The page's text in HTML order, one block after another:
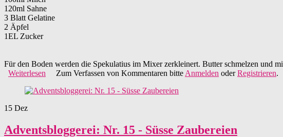
120ml Sahne
3 Blatt Gelatine
2 Äpfel
1EL Zucker
Für den Boden werden die Spekulatius im Mixer zerkleinert. Butter schmelzen und
Weiterlesen über Adventsbloggerei: Nr. 16 - Sandy's Kitchendreams
Zum Verfassen von Kommentaren bitte Anmelden oderRegistrieren.
15 Dez
Adventsbloggerei: Nr. 15 - Süsse Zaubereien